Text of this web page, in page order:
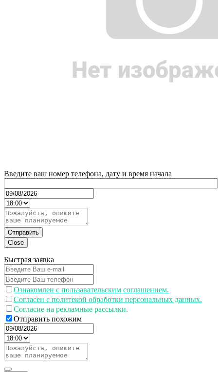
Введите ваш номер телефона, дату и время начала
Отправить
Close
Быстрая заявка
Ознакомлен с пользавательским соглашением.
Согласен с политекой обработки персональных данных.
Согласие на рекламные рассылки.
Отправить похожим